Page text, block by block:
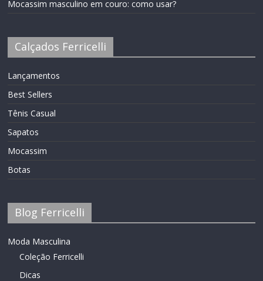
Mocassim masculino em couro: como usar?
Calçados Ferricelli
Lançamentos
Best Sellers
Tênis Casual
Sapatos
Mocassim
Botas
Blog Ferricelli
Moda Masculina
Coleção Ferricelli
Dicas